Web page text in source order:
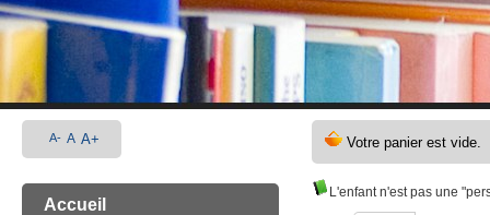
L'enfant n'est pas une
A- A A+
Accueil